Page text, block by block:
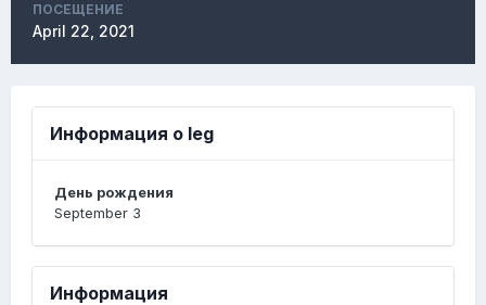
ПОСЕЩЕНИЕ
April 22, 2021
Информация о leg
День рождения
September 3
Информация